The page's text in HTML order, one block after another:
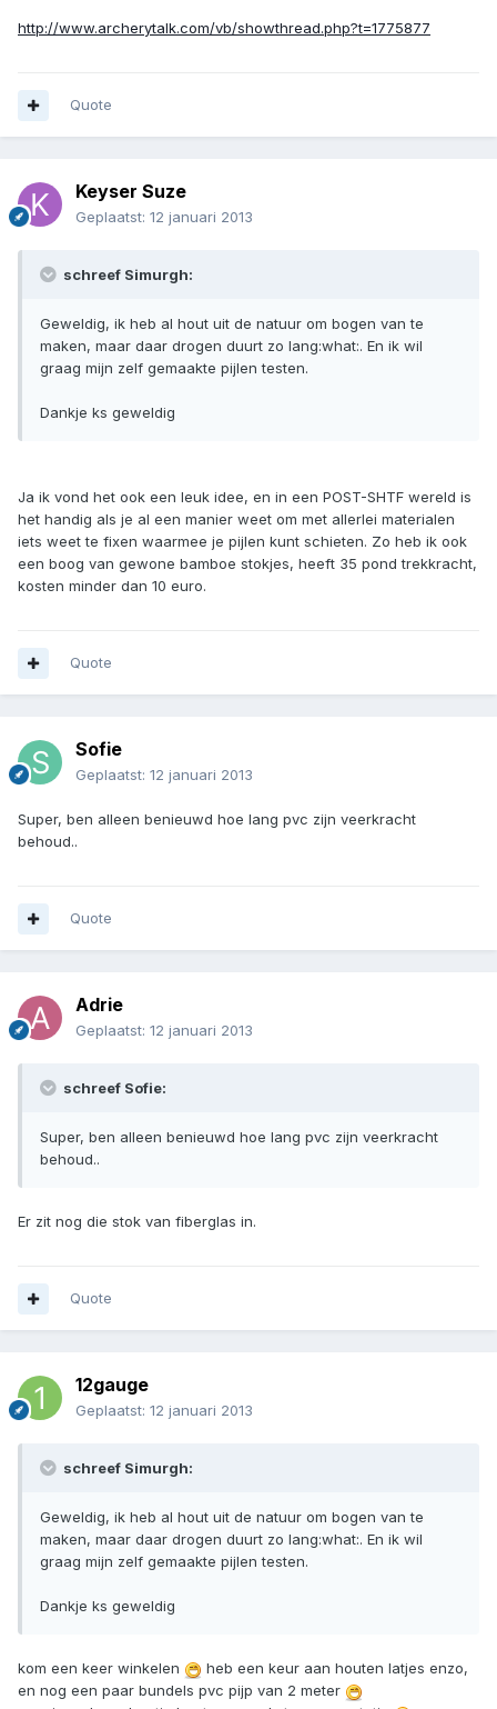
http://www.archerytalk.com/vb/showthread.php?t=1775877
Quote
Keyser Suze
Geplaatst: 12 januari 2013
schreef Simurgh:
Geweldig, ik heb al hout uit de natuur om bogen van te
maken, maar daar drogen duurt zo lang:what:. En ik wil
graag mijn zelf gemaakte pijlen testen.
Dankje ks geweldig
Ja ik vond het ook een leuk idee, en in een POST-SHTF wereld is
het handig als je al een manier weet om met allerlei materialen
iets weet te fixen waarmee je pijlen kunt schieten. Zo heb ik ook
een boog van gewone bamboe stokjes, heeft 35 pond trekkracht,
kosten minder dan 10 euro.
Quote
Sofie
Geplaatst: 12 januari 2013
Super, ben alleen benieuwd hoe lang pvc zijn veerkracht
behoud..
Quote
Adrie
Geplaatst: 12 januari 2013
schreef Sofie:
Super, ben alleen benieuwd hoe lang pvc zijn veerkracht
behoud..
Er zit nog die stok van fiberglas in.
Quote
12gauge
Geplaatst: 12 januari 2013
schreef Simurgh:
Geweldig, ik heb al hout uit de natuur om bogen van te
maken, maar daar drogen duurt zo lang:what:. En ik wil
graag mijn zelf gemaakte pijlen testen.
Dankje ks geweldig
kom een keer winkelen
heb een keur aan houten latjes enzo,
en nog een paar bundels pvc pijp van 2 meter